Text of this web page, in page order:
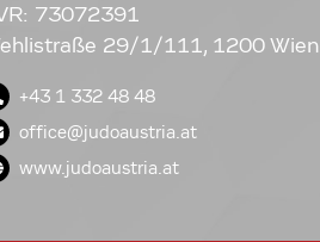
73072391
29/1/111, 1200 Wien
+43 1 332 48 48
office@judoaustria.at
www.judoaustria.at